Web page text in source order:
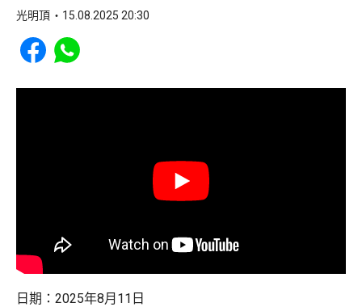
光明頂 15.08.2025 20:30
Share to Facebook
Share to WhatsApp
日期：2025年8月11日